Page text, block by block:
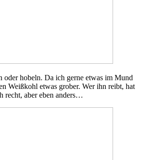
oder hobeln. Da ich gerne etwas im Mund
Weißkohl etwas grober. Wer ihn reibt, hat
recht, aber eben anders…